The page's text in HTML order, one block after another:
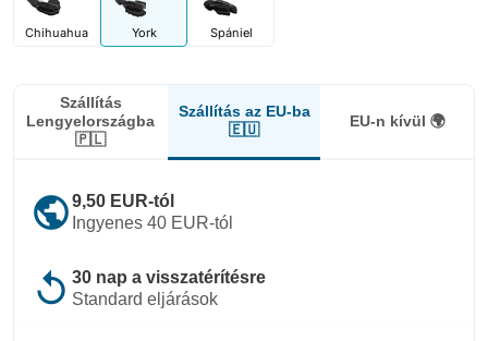
Chihuahua York Spániel
Szállítás
Lengyelországba
🇵🇱
Szállítás az EU-ba
🇪🇺
EU-n kívül 🌍
public9,50 EUR-tól
Ingyenes 40 EUR-tól
replay 30 nap a visszatérítésre
Standard eljárások